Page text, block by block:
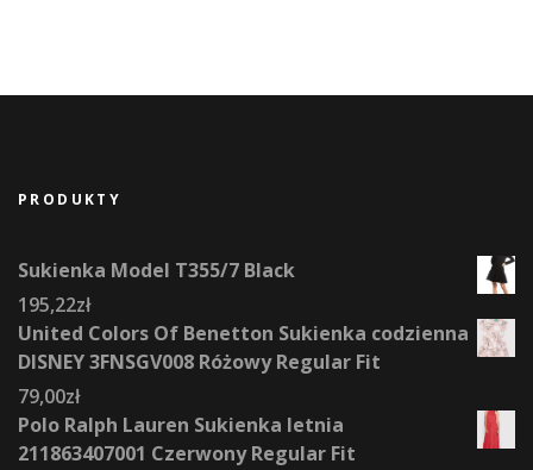
PRODUKTY
Sukienka Model T355/7 Black
195,22zł
United Colors Of Benetton Sukienka codzienna
DISNEY 3FNSGV008 Różowy Regular Fit
79,00zł
Polo Ralph Lauren Sukienka letnia
211863407001 Czerwony Regular Fit